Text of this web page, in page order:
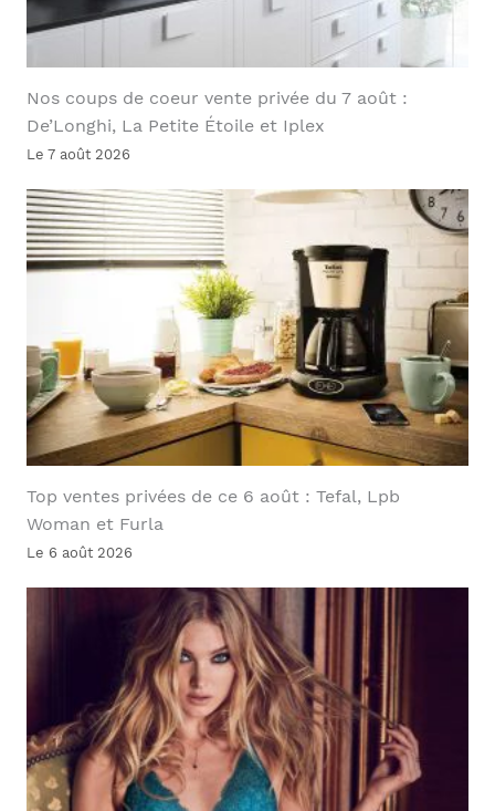
Nos coups de coeur vente privée du 7 août :
De’Longhi, La Petite Étoile et Iplex
Le 7 août 2026
Top ventes privées de ce 6 août : Tefal, Lpb
Woman et Furla
Le 6 août 2026